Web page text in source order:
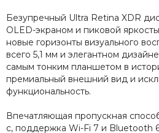
Безупречный Ultra Retina XDR
OLED-экраном и пиковой
новые горизонты визуального
всего 5,1 мм и элегантном
самым тонким планшетом в
премиальный внешний вид и
функциональность.
Впечатляющая пропускная
с, поддержка Wi-Fi 7 и Bluetooth